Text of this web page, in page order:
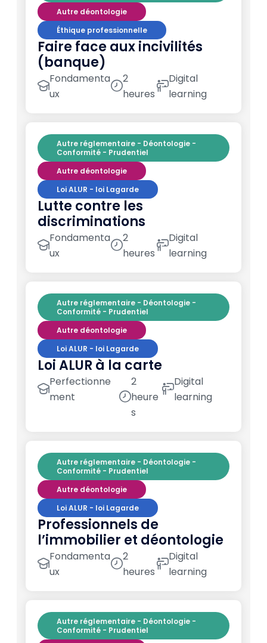
Autre déontologie
Éthique professionnelle
Faire face aux incivilités
(banque)
Fondamenta
ux
2
heures
Digital
learning
Autre réglementaire - Déontologie -
Conformité - Prudentiel
Autre déontologie
Loi ALUR - loi Lagarde
Lutte contre les
discriminations
Fondamenta
ux
2
heures
Digital
learning
Autre réglementaire - Déontologie -
Conformité - Prudentiel
Autre déontologie
Loi ALUR - loi Lagarde
Loi ALUR à la carte
Perfectionne
ment
2
heure
s
Digital
learning
Autre réglementaire - Déontologie -
Conformité - Prudentiel
Autre déontologie
Loi ALUR - loi Lagarde
Professionnels de
l’immobilier et déontologie
Fondamenta
ux
2
heures
Digital
learning
Autre réglementaire - Déontologie -
Conformité - Prudentiel